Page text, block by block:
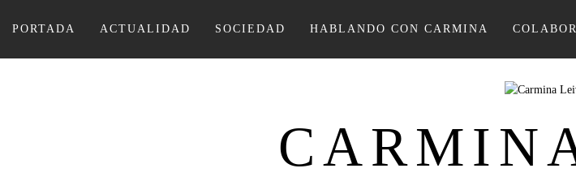
PORTADA ACTUALIDAD SOCIEDAD HABLANDO CON CARMINA